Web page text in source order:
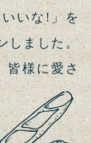
いな!」を
しました。
皆様に愛さ